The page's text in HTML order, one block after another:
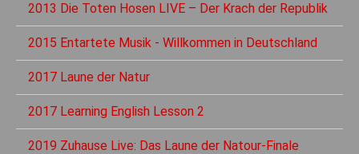
2013 Die Toten Hosen LIVE – Der Krach der Republik
2015 Entartete Musik - Willkommen in Deutschland
2017 Laune der Natur
2017 Learning English Lesson 2
2019 Zuhause Live: Das Laune der Natour-Finale